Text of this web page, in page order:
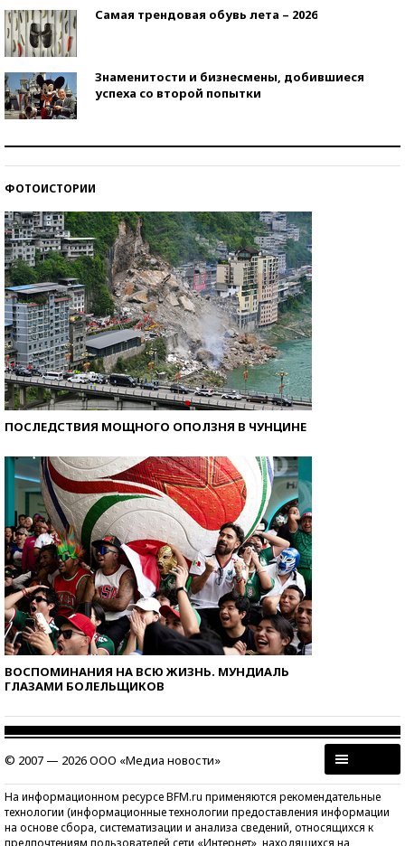
Самая трендовая обувь лета – 2026
Знаменитости и бизнесмены, добившиеся
успеха со второй попытки
ФОТОИСТОРИИ
ПОСЛЕДСТВИЯ МОЩНОГО ОПОЛЗНЯ В ЧУНЦИНЕ
ВОСПОМИНАНИЯ НА ВСЮ ЖИЗНЬ. МУНДИАЛЬ
ГЛАЗАМИ БОЛЕЛЬЩИКОВ
© 2007 — 2026 ООО «Медиа новости»
На информационном ресурсе BFM.ru применяются рекомендательные
технологии (информационные технологии предоставления информации
на основе сбора, систематизации и анализа сведений, относящихся к
предпочтениям пользователей сети «Интернет», находящихся на